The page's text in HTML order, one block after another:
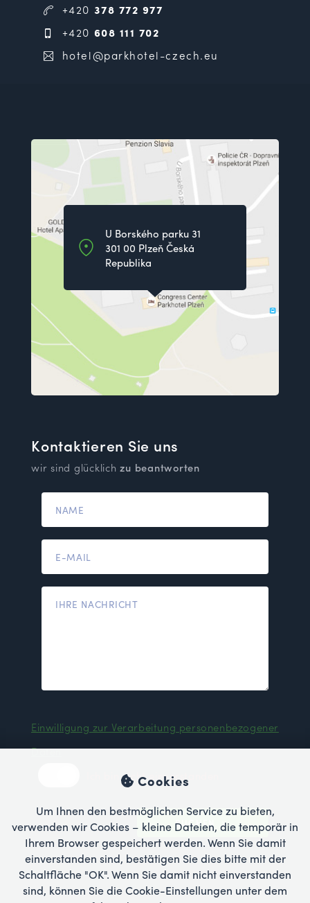
+420 378 772 977
+420 608 111 702
hotel@parkhotel-czech.eu
U Borského parku 31
301 00 Plzeň Česká
Republika
Kontaktieren Sie uns
wir sind glücklichzu beantworten
Einwilligung zur Verarbeitung personenbezogener
Daten
Ich bin nicht einverstanden
BUCHEN
Cookies
Um Ihnen den bestmöglichen Service zu bieten,
verwenden wir Cookies – kleine Dateien, die temporär in
Ihrem Browser gespeichert werden. Wenn Sie damit
einverstanden sind, bestätigen Sie dies bitte mit der
Schaltfläche "OK". Wenn Sie damit nicht einverstanden
sind, können Sie die Cookie-Einstellungen unter dem